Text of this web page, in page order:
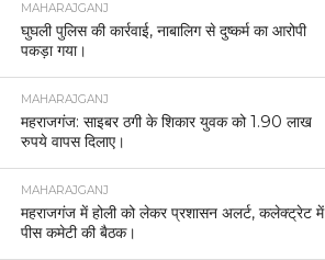
MAHARAJGANJ
घुघली पुलिस की कार्रवाई, नाबालिग से दुष्कर्म का आरोपी
पकड़ा गया।
MAHARAJGANJ
महराजगंज: साइबर ठगी के शिकार युवक को 1.90 लाख
रुपये वापस दिलाए।
MAHARAJGANJ
महराजगंज में होली को लेकर प्रशासन अलर्ट, कलेक्ट्रेट में
पीस कमेटी की बैठक।